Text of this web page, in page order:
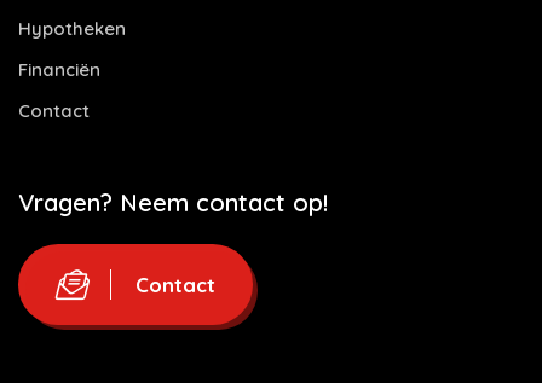
Hypotheken
Financiën
Contact
Vragen? Neem contact op!
Contact